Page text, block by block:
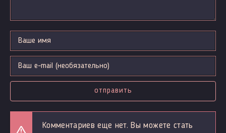
отправить
Комментариев еще нет. Вы можете стать